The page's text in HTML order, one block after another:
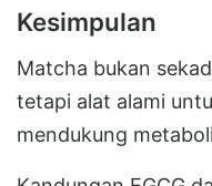
Kesimpulan
Matcha bukan
tetapi alat alami
mendukung